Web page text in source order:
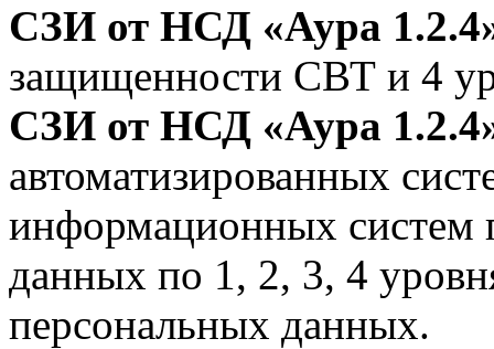
СЗИ от НСД «Аура
защищенности СВТ и 4
СЗИ от НСД «Аура
автоматизированных
информационных систем
данных по 1, 2, 3, 4
персональных данных.